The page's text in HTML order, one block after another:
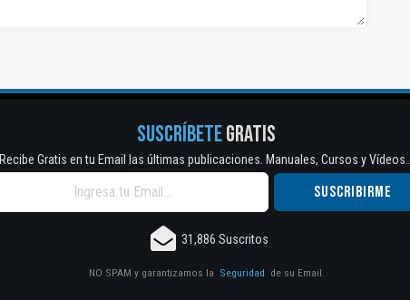
SUSCRÍBETEGRATIS
Recibe Gratis en tu Email las últimas publicaciones. Manuales, Cursos y
31,886 Suscritos
NO SPAM y garantizamos la Seguridad de su Email.